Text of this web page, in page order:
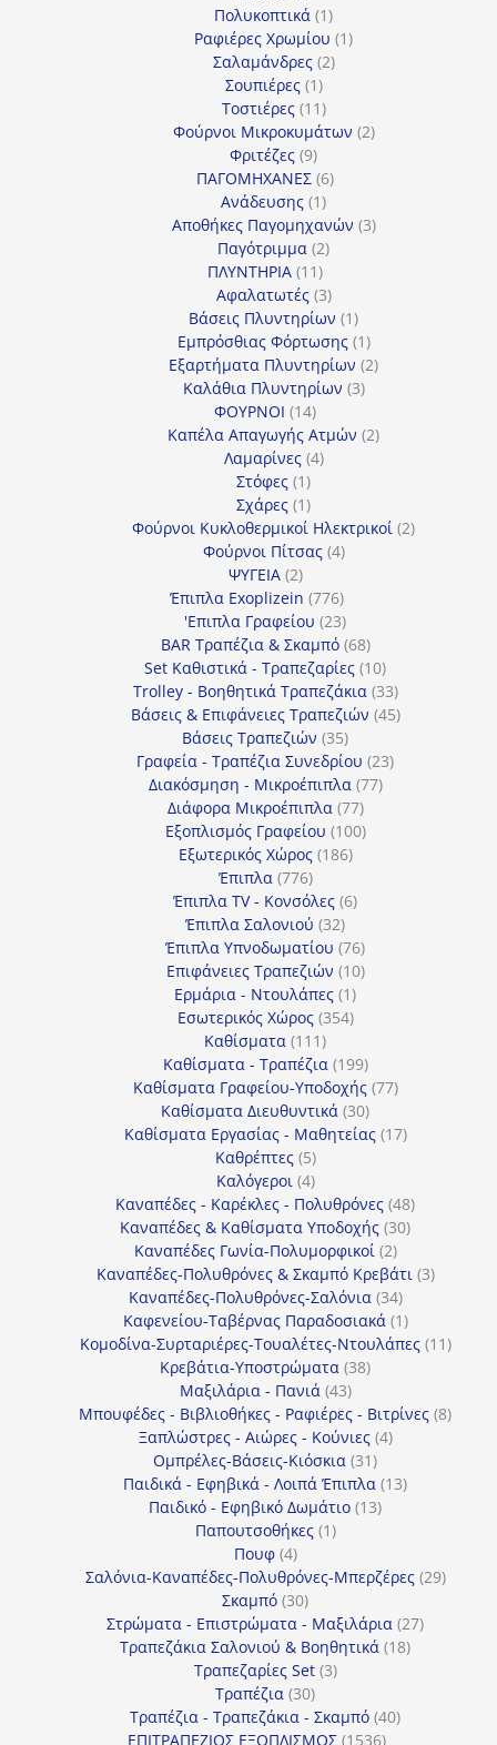
προϊόντα
Πολυκοπτικά 11
προϊόν
Ραφιέρες Χρωμίου 11
Σαλαμάνδρες 22
Σουπιέρες 11
προϊόν
Τοστιέρες 1111
προϊόντα
Φούρνοι Μικροκυμάτων 22
Φριτέζες 99
προϊόντα
ΠΑΓΟΜΗΧΑΝΕΣ 66
Ανάδευσης 11
προϊόν
Αποθήκες Παγομηχανών 33
Παγότριμμα 22
ΠΛΥΝΤΗΡΙΑ 1111
προϊόντα
Αφαλατωτές 33
προϊόντα
Βάσεις Πλυντηρίων 11
προϊόν
Εμπρόσθιας Φόρτωσης 11
προϊόν
Εξαρτήματα Πλυντηρίων 22
Καλάθια Πλυντηρίων 33
ΦΟΥΡΝΟΙ 1414
προϊόντα
Καπέλα Απαγωγής Ατμών 22
Λαμαρίνες 44
Στόφες 11
προϊόν
Σχάρες 11
προϊόν
Φούρνοι Κυκλοθερμικοί Ηλεκτρικοί 22
Φούρνοι Πίτσας 44
ΨΥΓΕΙΑ 22
προϊόντα
Έπιπλα Exoplizein 776776
προϊόντα
'Επιπλα Γραφείου 2323
προϊόντα
BAR Τραπέζια & Σκαμπό 6868
προϊόντα
Set Καθιστικά - Τραπεζαρίες 1010
προϊόντα
Trolley - Βοηθητικά Τραπεζάκια 3333
προϊόντα
Βάσεις & Επιφάνειες Τραπεζιών 4545
Βάσεις Τραπεζιών 3535
προϊόντα
Γραφεία - Τραπέζια Συνεδρίου 2323
Διακόσμηση - Μικροέπιπλα 7777
Διάφορα Μικροέπιπλα 7777
προϊόντα
Εξοπλισμός Γραφείου 100100
Εξωτερικός Χώρος 186186
Έπιπλα 776776
προϊόντα
Έπιπλα TV - Κονσόλες 66
Έπιπλα Σαλονιού 3232
προϊόντα
Έπιπλα Υπνοδωματίου 7676
προϊόντα
Επιφάνειες Τραπεζιών 1010
Ερμάρια - Ντουλάπες 11
προϊόν
Εσωτερικός Χώρος 354354
Καθίσματα 111111
προϊόντα
Καθίσματα - Τραπέζια 199199
προϊόντα
Καθίσματα Γραφείου-Υποδοχής 7777
Καθίσματα Διευθυντικά 3030
προϊόντα
Καθίσματα Εργασίας - Μαθητείας 1717
Καθρέπτες 55
προϊόντα
Καλόγεροι 44
προϊόντα
Καναπέδες - Καρέκλες - Πολυθρόνες 4848
προϊόντα
Καναπέδες & Καθίσματα Υποδοχής 3030
Καναπέδες Γωνία-Πολυμορφικοί 22
προϊόντα
Καναπέδες-Πολυθρόνες & Σκαμπό Κρεβάτι 33
Καναπέδες-Πολυθρόνες-Σαλόνια 3434
προϊόντα
Καφενείου-Ταβέρνας Παραδοσιακά 11
προϊόν
Κομοδίνα-Συρταριέρες-Τουαλέτες-Ντουλάπες 1111
Κρεβάτια-Υποστρώματα 3838
Μαξιλάρια - Πανιά 4343
προϊόντα
Μπουφέδες - Βιβλιοθήκες - Ραφιέρες - Βιτρίνες 88
Ξαπλώστρες - Αιώρες - Κούνιες 44
Ομπρέλες-Βάσεις-Κιόσκια 3131
προϊόντα
Παιδικά - Εφηβικά - Λοιπά Έπιπλα 1313
Παιδικό - Εφηβικό Δωμάτιο 1313
Παπουτσοθήκες 11
Πουφ 44
προϊόντα
Σαλόνια-Καναπέδες-Πολυθρόνες-Μπερζέρες 2929
Σκαμπό 3030
προϊόντα
Στρώματα - Επιστρώματα - Μαξιλάρια 2727
Τραπεζάκια Σαλονιού & Βοηθητικά 1818
Τραπεζαρίες Set 33
Τραπέζια 3030
προϊόντα
Τραπέζια - Τραπεζάκια - Σκαμπό 4040
ΕΠΙΤΡΑΠΕΖΙΟΣ ΕΞΟΠΛΙΣΜΟΣ 15361536